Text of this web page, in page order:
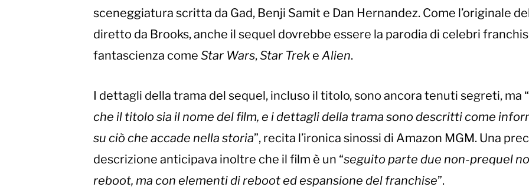
sceneggiatura scritta da Gad, Benji Samit e Dan Hernandez. Come l’originale
diretto da Brooks, anche il sequel dovrebbe essere la parodia di celebri
fantascienza come Star Wars,Star Trek e Alien.
I dettagli della trama del sequel, incluso il titolo, sono ancora tenuti segreti, ma “
che il titolo sia il nome del film, e i dettagli della trama sono descritti come
su ciò che accade nella storia”, recita l’ironica sinossi di Amazon MGM. Una
descrizione anticipava inoltre che il film è un “seguito parte due non-prequel
reboot, ma con elementi di reboot ed espansione del franchise”.